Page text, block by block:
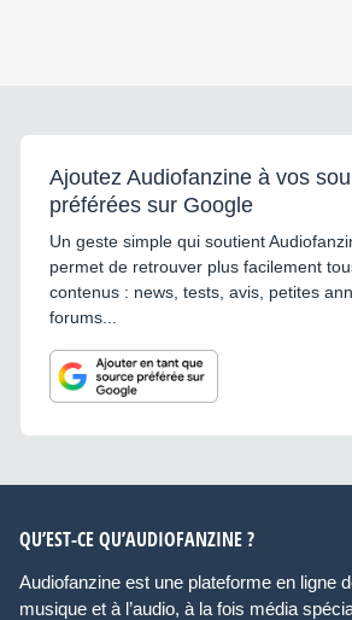
Ajoutez Audiofanzine à vos
préférées sur Google
Un geste simple qui soutient
permet de retrouver plus facilement
contenus : news, tests, avis, petites
forums...
QU’EST-CE QU’AUDIOFANZINE ?
Audiofanzine est une plateforme en ligne
musique et à l’audio, à la fois média